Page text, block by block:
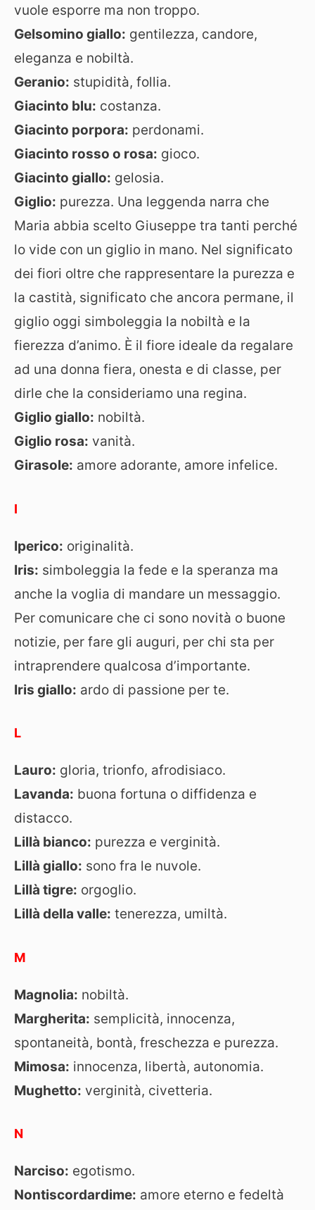
vuole esporre ma non troppo.
Gelsomino giallo: gentilezza, candore,
eleganza e nobiltà.
Geranio: stupidità, follia.
Giacinto blu: costanza.
Giacinto porpora: perdonami.
Giacinto rosso o rosa: gioco.
Giacinto giallo: gelosia.
Giglio: purezza. Una leggenda narra che
Maria abbia scelto Giuseppe tra tanti perché
lo vide con un giglio in mano. Nel significato
dei fiori oltre che rappresentare la purezza e
la castità, significato che ancora permane, il
giglio oggi simboleggia la nobiltà e la
fierezza d’animo. È il fiore ideale da regalare
ad una donna fiera, onesta e di classe, per
dirle che la consideriamo una regina.
Giglio giallo: nobiltà.
Giglio rosa: vanità.
Girasole: amore adorante, amore infelice.
I
Iperico: originalità.
Iris: simboleggia la fede e la speranza ma
anche la voglia di mandare un messaggio.
Per comunicare che ci sono novità o buone
notizie, per fare gli auguri, per chi sta per
intraprendere qualcosa d’importante.
Iris giallo: ardo di passione per te.
L
Lauro: gloria, trionfo, afrodisiaco.
Lavanda: buona fortuna o diffidenza e
distacco.
Lillà bianco: purezza e verginità.
Lillà giallo: sono fra le nuvole.
Lillà tigre: orgoglio.
Lillà della valle: tenerezza, umiltà.
M
Magnolia: nobiltà.
Margherita: semplicità, innocenza,
spontaneità, bontà, freschezza e purezza.
Mimosa: innocenza, libertà, autonomia.
Mughetto: verginità, civetteria.
N
Narciso: egotismo.
Nontiscordardime: amore eterno e fedeltà